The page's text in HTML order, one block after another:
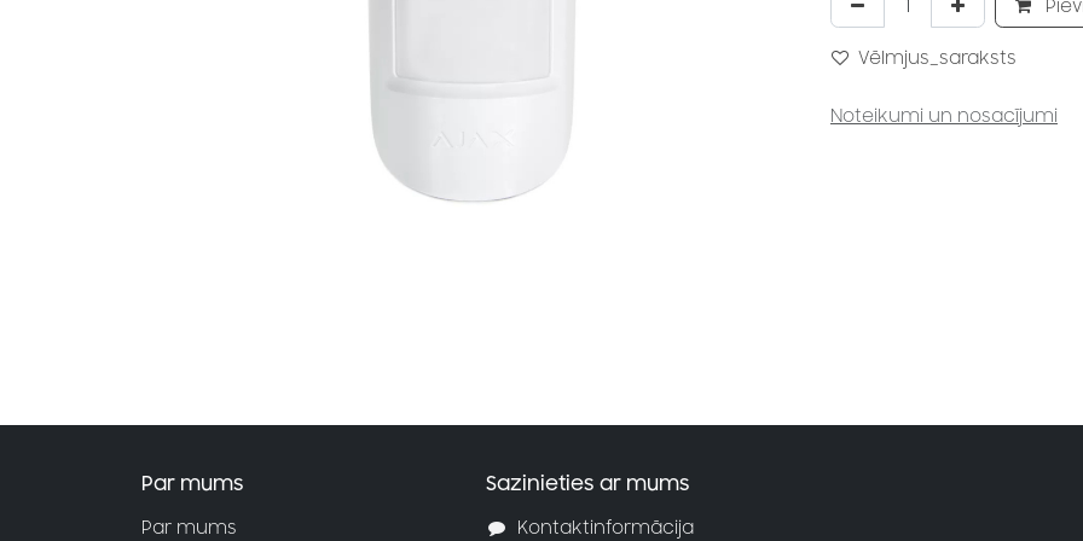
Vēlmjus_saraksts
Noteikumi un nosacījumi
Par mums
Par mums
Sazinieties ar mums
Kontaktinformācija